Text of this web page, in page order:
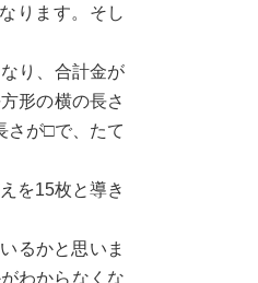
ります。そし
り、合計金が
形の横の長さ
さが□で、たて
を15枚と導き
るかと思いま
わからなくな